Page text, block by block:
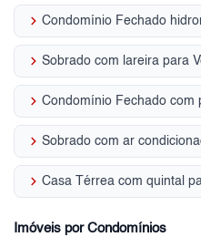
keyboard_arrow_right
keyboard_arrow_right Sobrado com lareira para
keyboard_arrow_right
keyboard_arrow_right
keyboard_arrow_right
Imóveis por Condomínios